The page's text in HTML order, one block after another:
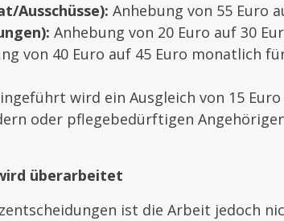
Ausschüsse): Anhebung von 55 Euro
Anhebung von 20 Euro auf 30
von 40 Euro auf 45 Euro monatlich
wird ein Ausgleich von 15
oder pflegebedürftigen
überarbeitet
ist die Arbeit jedoch